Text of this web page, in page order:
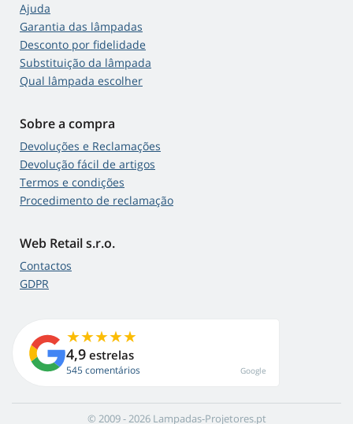
Ajuda
Garantia das lâmpadas
Desconto por fidelidade
Substituição da lâmpada
Qual lâmpada escolher
Sobre a compra
Devoluções e Reclamações
Devolução fácil de artigos
Termos e condições
Procedimento de reclamação
Web Retail s.r.o.
Contactos
GDPR
4,9 estrelas
545 comentários Google
© 2009 - 2026 Lampadas-Projetores.pt